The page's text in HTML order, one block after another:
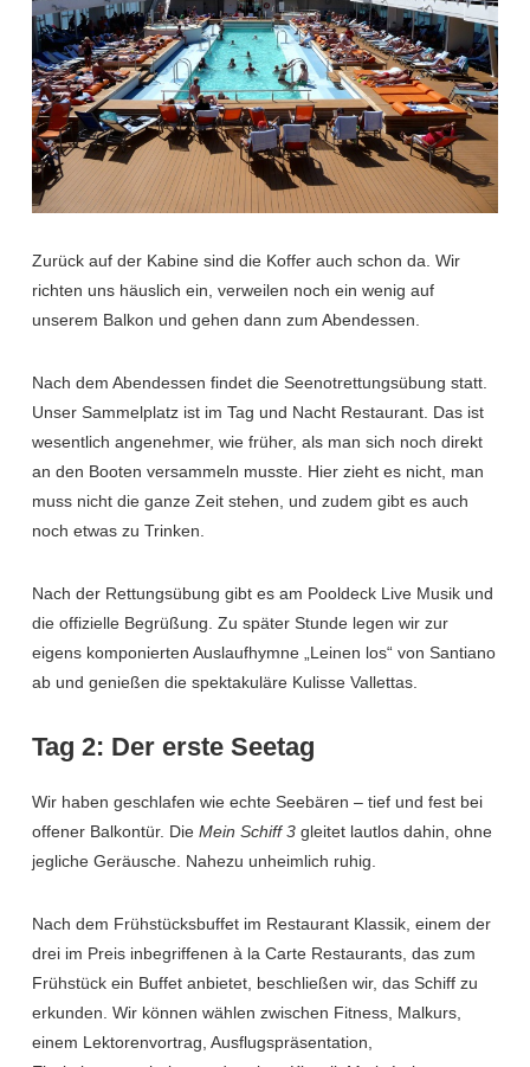
Zurück auf der Kabine sind die Koffer auch schon da. Wir
richten uns häuslich ein, verweilen noch ein wenig auf
unserem Balkon und gehen dann zum Abendessen.
Nach dem Abendessen findet die Seenotrettungsübung statt.
Unser Sammelplatz ist im Tag und Nacht Restaurant. Das ist
wesentlich angenehmer, wie früher, als man sich noch direkt
an den Booten versammeln musste. Hier zieht es nicht, man
muss nicht die ganze Zeit stehen, und zudem gibt es auch
noch etwas zu Trinken.
Nach der Rettungsübung gibt es am Pooldeck Live Musik und
die offizielle Begrüßung. Zu später Stunde legen wir zur
eigens komponierten Auslaufhymne „Leinen los“ von Santiano
ab und genießen die spektakuläre Kulisse Vallettas.
Tag 2: Der erste Seetag
Wir haben geschlafen wie echte Seebären – tief und fest bei
offener Balkontür. Die Mein Schiff 3gleitet lautlos dahin, ohne
jegliche Geräusche. Nahezu unheimlich ruhig.
Nach dem Frühstücksbuffet im Restaurant Klassik, einem der
drei im Preis inbegriffenen à la Carte Restaurants, das zum
Frühstück ein Buffet anbietet, beschließen wir, das Schiff zu
erkunden. Wir können wählen zwischen Fitness, Malkurs,
einem Lektorenvortrag, Ausflugspräsentation,